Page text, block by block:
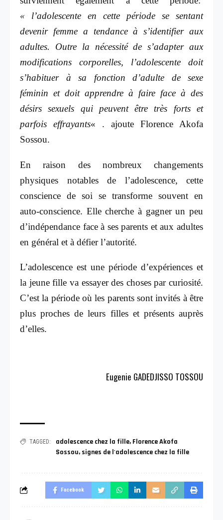
« l’adolescente en cette période se sentant
devenir femme a tendance à s’identifier aux
adultes. Outre la nécessité de s’adapter aux
modifications corporelles, l’adolescente doit
s’habituer à sa fonction d’adulte de sexe
féminin et doit apprendre à faire face à des
désirs sexuels qui peuvent être très forts et
parfois effrayants« . ajoute Florence Akofa
Sossou.
En raison des nombreux changements
physiques notables de l’adolescence, cette
conscience de soi se transforme souvent en
auto-conscience. Ellecherche à gagner un peu
d’indépendance face à ses parents et aux adultes
en général et à défier l’autorité.
L’adolescence est une période d’expériences et
la jeune fille va essayer des choses par curiosité.
C’est la période où les parents sont invités à être
plus proches de leurs filles et présents auprès
d’elles.
Eugenie GADEDJISSO TOSSOU
TAGGED: adolescence chez la fille, Florence Akofa
Sossou, signes de l'adolescence chez la fille
Facebook